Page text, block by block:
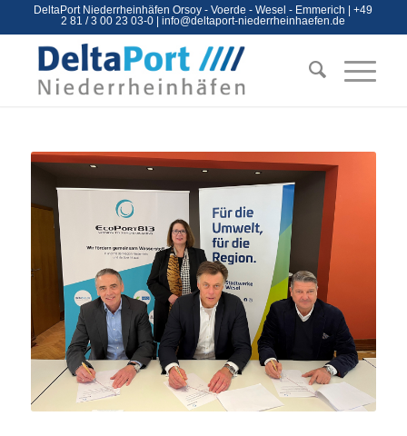
DeltaPort Niederrheinhäfen Orsoy - Voerde - Wesel - Emmerich | +49
2 81 / 3 00 23 03-0 |info@deltaport-niederrheinhaefen.de